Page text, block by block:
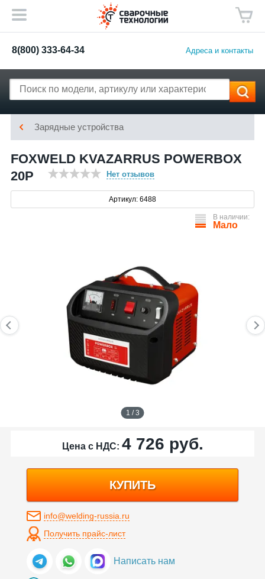
8(800) 333-64-34 Адреса и контакты
Зарядные устройства
FOXWELD KVAZARRUS POWERBOX
20P
Нет отзывов
Артикул: 6488
В наличии:
Мало
1 / 3
Цена с НДС: 4 726 руб.
КУПИТЬ
info@welding-russia.ru
Получить прайс-лист
Написать нам